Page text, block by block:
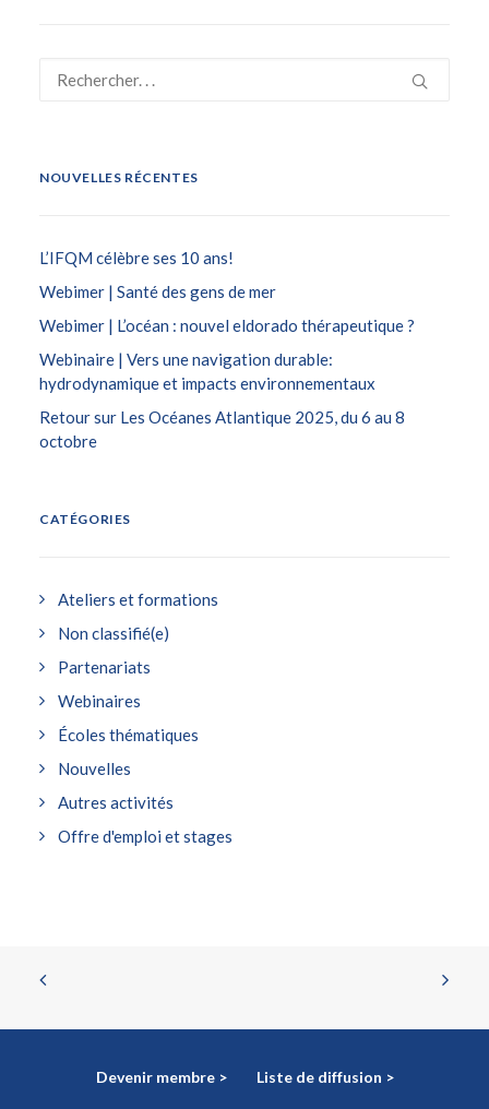
NOUVELLES RÉCENTES
L’IFQM célèbre ses 10 ans!
Webimer | Santé des gens de mer
Webimer | L’océan : nouvel eldorado thérapeutique ?
Webinaire | Vers une navigation durable:
hydrodynamique et impacts environnementaux
Retour sur Les Océanes Atlantique 2025, du 6 au 8
octobre
CATÉGORIES
Ateliers et formations
Non classifié(e)
Partenariats
Webinaires
Écoles thématiques
Nouvelles
Autres activités
Offre d'emploi et stages
Devenir membre > Liste de diffusion >